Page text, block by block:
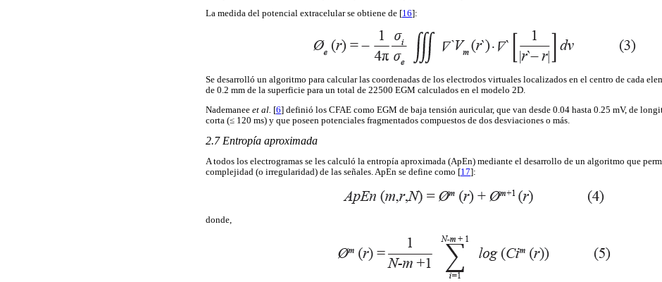
La medida del potencial extracelular se obtiene de [16]:
Se desarrolló un algoritmo para calcular las coordenadas de los electrodos virtuales localizados en el centro de cada
de 0.2 mm de la superficie para un total de 22500 EGM calculados en el modelo 2D.
Nademanee et al. [6] definió los CFAE como EGM de baja tensión auricular, que van desde 0.04 hasta 0.25 mV, de
corta (≤ 120 ms) y que poseen potenciales fragmentados compuestos de dos desviaciones o más.
2.7 Entropía aproximada
A todos los electrogramas se les calculó la entropía aproximada (ApEn) mediante el desarrollo de un algoritmo que
complejidad (o irregularidad) de las señales. ApEn se define como [17]:
donde,